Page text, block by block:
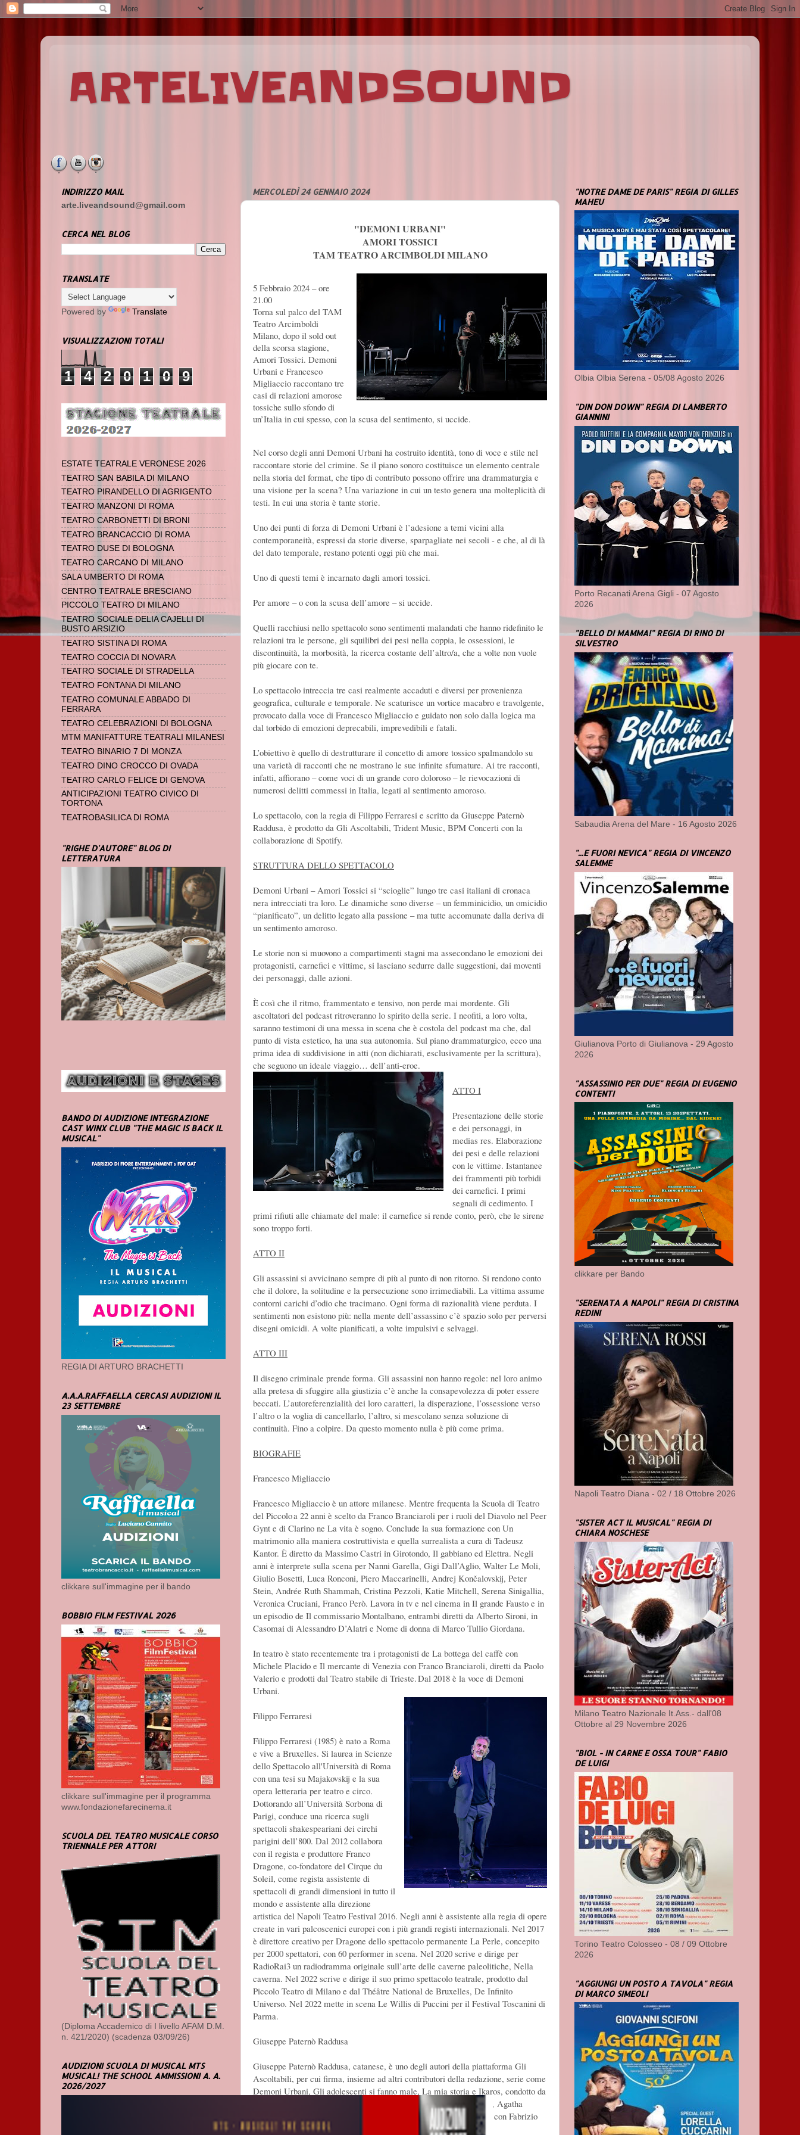
ARTELIVEANDSOUND
MERCOLEDÌ 24 GENNAIO 2024
"DEMONI URBANI"
AMORI TOSSICI
TAM TEATRO ARCIMBOLDI MILANO
5 Febbraio 2024 – ore
21.00
Torna sul palco del TAM
Teatro Arcimboldi
Milano, dopo il sold out
della scorsa stagione,
Amori Tossici. Demoni
Urbani e Francesco
Migliaccio raccontano tre
casi di relazioni amorose
tossiche sullo sfondo di
un’Italia in cui spesso, con la scusa del sentimento, si uccide.
Nel corso degli anni Demoni Urbani ha costruito identità, tono di voce e stile nel
raccontare storie del crimine. Se il piano sonoro costituisce un elemento centrale
nella storia del format, che tipo di contributo possono offrire una drammaturgia e
una visione per la scena? Una variazione in cui un testo genera una molteplicità di
testi. In cui una storia è tante storie.
Uno dei punti di forza di Demoni Urbani è l’adesione a temi vicini alla
contemporaneità, espressi da storie diverse, sparpagliate nei secoli - e che, al di là
del dato temporale, restano potenti oggi più che mai.
Uno di questi temi è incarnato dagli amori tossici.
Per amore – o con la scusa dell’amore – si uccide.
Quelli racchiusi nello spettacolo sono sentimenti malandati che hanno ridefinito le
relazioni tra le persone, gli squilibri dei pesi nella coppia, le ossessioni, le
discontinuità, la morbosità, la ricerca costante dell’altro/a, che a volte non vuole
più giocare con te.
Lo spettacolo intreccia tre casi realmente accaduti e diversi per provenienza
geografica, culturale e temporale. Ne scaturisce un vortice macabro e travolgente,
provocato dalla voce di Francesco Migliaccio e guidato non solo dalla logica ma
dal torbido di emozioni deprecabili, imprevedibili e fatali.
L’obiettivo è quello di destrutturare il concetto di amore tossico spalmandolo su
una varietà di racconti che ne mostrano le sue infinite sfumature. Ai tre racconti,
infatti, affiorano – come voci di un grande coro doloroso – le rievocazioni di
numerosi delitti commessi in Italia, legati al sentimento amoroso.
Lo spettacolo, con la regia di Filippo Ferraresi e scritto da Giuseppe Paternò
Raddusa, è prodotto da Gli Ascoltabili, Trident Music, BPM Concerti con la
collaborazione di Spotify.
STRUTTURA DELLO SPETTACOLO
Demoni Urbani – Amori Tossici si “scioglie” lungo tre casi italiani di cronaca
nera intrecciati tra loro. Le dinamiche sono diverse – un femminicidio, un omicidio
“pianificato”, un delitto legato alla passione – ma tutte accomunate dalla deriva di
un sentimento amoroso.
Le storie non si muovono a compartimenti stagni ma assecondano le emozioni dei
protagonisti, carnefici e vittime, si lasciano sedurre dalle suggestioni, dai moventi
dei personaggi, dalle azioni.
È così che il ritmo, frammentato e tensivo, non perde mai mordente. Gli
ascoltatori del podcast ritroveranno lo spirito della serie. I neofiti, a loro volta,
saranno testimoni di una messa in scena che è costola del podcast ma che, dal
punto di vista estetico, ha una sua autonomia. Sul piano drammaturgico, ecco una
prima idea di suddivisione in atti (non dichiarati, esclusivamente per la scrittura),
che seguono un ideale viaggio… dell’anti-eroe.
ATTO I
Presentazione delle storie
e dei personaggi, in
medias res. Elaborazione
dei pesi e delle relazioni
con le vittime. Istantanee
dei frammenti più torbidi
dei carnefici. I primi
segnali di cedimento. I
primi rifiuti alle chiamate del male: il carnefice si rende conto, però, che le sirene
sono troppo forti.
ATTO II
Gli assassini si avvicinano sempre di più al punto di non ritorno. Si rendono conto
che il dolore, la solitudine e la persecuzione sono irrimediabili. La vittima assume
contorni carichi d’odio che tracimano. Ogni forma di razionalità viene perduta. I
sentimenti non esistono più: nella mente dell’assassino c’è spazio solo per perversi
disegni omicidi. A volte pianificati, a volte impulsivi e selvaggi.
ATTO III
Il disegno criminale prende forma. Gli assassini non hanno regole: nel loro animo
alla pretesa di sfuggire alla giustizia c’è anche la consapevolezza di poter essere
beccati. L’autoreferenzialità dei loro caratteri, la disperazione, l’ossessione verso
l’altro o la voglia di cancellarlo, l’altro, si mescolano senza soluzione di
continuità. Fino a colpire. Da questo momento nulla è più come prima.
BIOGRAFIE
Francesco Migliaccio
Francesco Migliaccio è un attore milanese. Mentre frequenta la Scuola di Teatro
del Piccolo a 22 anni è scelto da Franco Branciaroli per i ruoli del Diavolo nel Peer
Gynt e di Clarino ne La vita è sogno. Conclude la sua formazione con Un
matrimonio alla maniera costruttivista e quella surrealista a cura di Tadeusz
Kantor. È diretto da Massimo Castri in Girotondo, Il gabbiano ed Elettra. Negli
anni è interprete sulla scena per Nanni Garella, Gigi Dall’Aglio, Walter Le Moli,
Giulio Bosetti, Luca Ronconi, Piero Maccarinelli, Andrej Končalovskij, Peter
Stein, Andrée Ruth Shammah, Cristina Pezzoli, Katie Mitchell, Serena Sinigallia,
Veronica Cruciani, Franco Però. Lavora in tv e nel cinema in Il grande Fausto e in
un episodio de Il commissario Montalbano, entrambi diretti da Alberto Sironi, in
Casomai di Alessandro D’Alatri e Nome di donna di Marco Tullio Giordana.
In teatro è stato recentemente tra i protagonisti de La bottega del caffè con
Michele Placido e Il mercante di Venezia con Franco Branciaroli, diretti da Paolo
Valerio e prodotti dal Teatro stabile di Trieste. Dal 2018 è la voce di Demoni
Urbani.
Filippo Ferraresi
Filippo Ferraresi (1985) è nato a Roma
e vive a Bruxelles. Si laurea in Scienze
dello Spettacolo all'Università di Roma
con una tesi su Majakovskij e la sua
opera letteraria per teatro e circo.
Dottorando all’Università Sorbona di
Parigi, conduce una ricerca sugli
spettacoli shakespeariani dei circhi
parigini dell’800. Dal 2012 collabora
con il regista e produttore Franco
Dragone, co-fondatore del Cirque du
Soleil, come regista assistente di
spettacoli di grandi dimensioni in tutto il
mondo e assistente alla direzione
artistica del Napoli Teatro Festival 2016. Negli anni è assistente alla regia di opere
create in vari palcoscenici europei con i più grandi registi internazionali. Nel 2017
è direttore creativo per Dragone dello spettacolo permanente La Perle, concepito
per 2000 spettatori, con 60 performer in scena. Nel 2020 scrive e dirige per
RadioRai3 un radiodramma originale sull’arte delle caverne paleolitiche, Nella
caverna. Nel 2022 scrive e dirige il suo primo spettacolo teatrale, prodotto dal
Piccolo Teatro di Milano e dal Théâtre National de Bruxelles, De Infinito
Universo. Nel 2022 mette in scena Le Willis di Puccini per il Festival Toscanini di
Parma.
Giuseppe Paternò Raddusa
Giuseppe Paternò Raddusa, catanese, è uno degli autori della piattaforma Gli
Ascoltabili, per cui firma, insieme ad altri contributori della redazione, serie come
Demoni Urbani, Gli adolescenti si fanno male, La mia storia e Ikaros, condotto da
Morgan. Sceneggia uno dei primi podcast di fiction prodotti in Italia, Agatha
Christie Scomparsa, ed è tra gli autori delle audioserie The Source, con Fabrizio
Biggio e Massimiliano Loizzi, e Ferite, con Donatella Finocchiaro.
INDIRIZZO MAIL
arte.liveandsound@gmail.com
CERCA NEL BLOG
TRANSLATE
Powered by Translate
VISUALIZZAZIONI TOTALI
1 4 2 0 1 0 9
ESTATE TEATRALE VERONESE 2026
TEATRO SAN BABILA DI MILANO
TEATRO PIRANDELLO DI AGRIGENTO
TEATRO MANZONI DI ROMA
TEATRO CARBONETTI DI BRONI
TEATRO BRANCACCIO DI ROMA
TEATRO DUSE DI BOLOGNA
TEATRO CARCANO DI MILANO
SALA UMBERTO DI ROMA
CENTRO TEATRALE BRESCIANO
PICCOLO TEATRO DI MILANO
TEATRO SOCIALE DELIA CAJELLI DI
BUSTO ARSIZIO
TEATRO SISTINA DI ROMA
TEATRO COCCIA DI NOVARA
TEATRO SOCIALE DI STRADELLA
TEATRO FONTANA DI MILANO
TEATRO COMUNALE ABBADO DI
FERRARA
TEATRO CELEBRAZIONI DI BOLOGNA
MTM MANIFATTURE TEATRALI MILANESI
TEATRO BINARIO 7 DI MONZA
TEATRO DINO CROCCO DI OVADA
TEATRO CARLO FELICE DI GENOVA
ANTICIPAZIONI TEATRO CIVICO DI
TORTONA
TEATROBASILICA DI ROMA
"RIGHE D'AUTORE" BLOG DI
LETTERATURA
BANDO DI AUDIZIONE INTEGRAZIONE
CAST WINX CLUB "THE MAGIC IS BACK IL
MUSICAL"
REGIA DI ARTURO BRACHETTI
A.A.A.RAFFAELLA CERCASI AUDIZIONI IL
23 SETTEMBRE
clikkare sull'immagine per il bando
BOBBIO FILM FESTIVAL 2026
clikkare sull'immagine per il programma
www.fondazionefarecinema.it
SCUOLA DEL TEATRO MUSICALE CORSO
TRIENNALE PER ATTORI
(Diploma Accademico di I livello AFAM D.M.
n. 421/2020) (scadenza 03/09/26)
AUDIZIONI SCUOLA DI MUSICAL MTS
MUSICAL! THE SCHOOL AMMISSIONI A. A.
2026/2027
"NOTRE DAME DE PARIS" REGIA DI GILLES
MAHEU
Olbia Olbia Serena - 05/08 Agosto 2026
"DIN DON DOWN" REGIA DI LAMBERTO
GIANNINI
Porto Recanati Arena Gigli - 07 Agosto
2026
"BELLO DI MAMMA!" REGIA DI RINO DI
SILVESTRO
Sabaudia Arena del Mare - 16 Agosto 2026
"...E FUORI NEVICA" REGIA DI VINCENZO
SALEMME
Giulianova Porto di Giulianova - 29 Agosto
2026
"ASSASSINIO PER DUE" REGIA DI EUGENIO
CONTENTI
clikkare per Bando
"SERENATA A NAPOLI" REGIA DI CRISTINA
REDINI
Napoli Teatro Diana - 02 / 18 Ottobre 2026
"SISTER ACT IL MUSICAL" REGIA DI
CHIARA NOSCHESE
Milano Teatro Nazionale It.Ass.- dall'08
Ottobre al 29 Novembre 2026
"BIOL - IN CARNE E OSSA TOUR" FABIO
DE LUIGI
Torino Teatro Colosseo - 08 / 09 Ottobre
2026
"AGGIUNGI UN POSTO A TAVOLA" REGIA
DI MARCO SIMEOLI